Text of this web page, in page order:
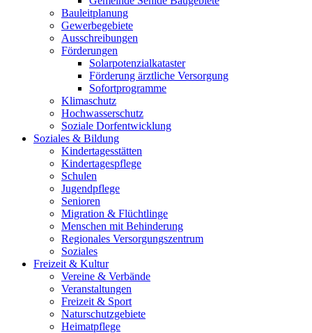
Bauleitplanung
Gewerbegebiete
Ausschreibungen
Förderungen
Solarpotenzialkataster
Förderung ärztliche Versorgung
Sofortprogramme
Klimaschutz
Hochwasserschutz
Soziale Dorfentwicklung
Soziales & Bildung
Kindertagesstätten
Kindertagespflege
Schulen
Jugendpflege
Senioren
Migration & Flüchtlinge
Menschen mit Behinderung
Regionales Versorgungszentrum
Soziales
Freizeit & Kultur
Vereine & Verbände
Veranstaltungen
Freizeit & Sport
Naturschutzgebiete
Heimatpflege